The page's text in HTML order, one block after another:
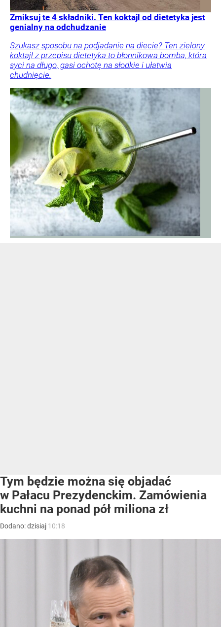
Zmiksuj te 4 składniki. Ten koktajl od dietetyka jest
genialny na odchudzanie
Szukasz sposobu na podjadanie na diecie? Ten zielony
koktajl z przepisu dietetyka to błonnikowa bomba, która
syci na długo, gasi ochotę na słodkie i ułatwia
chudnięcie.
Tym będzie można się objadać
w Pałacu Prezydenckim. Zamówienia
kuchni na ponad pół miliona zł
Dodano:dzisiaj 10:18